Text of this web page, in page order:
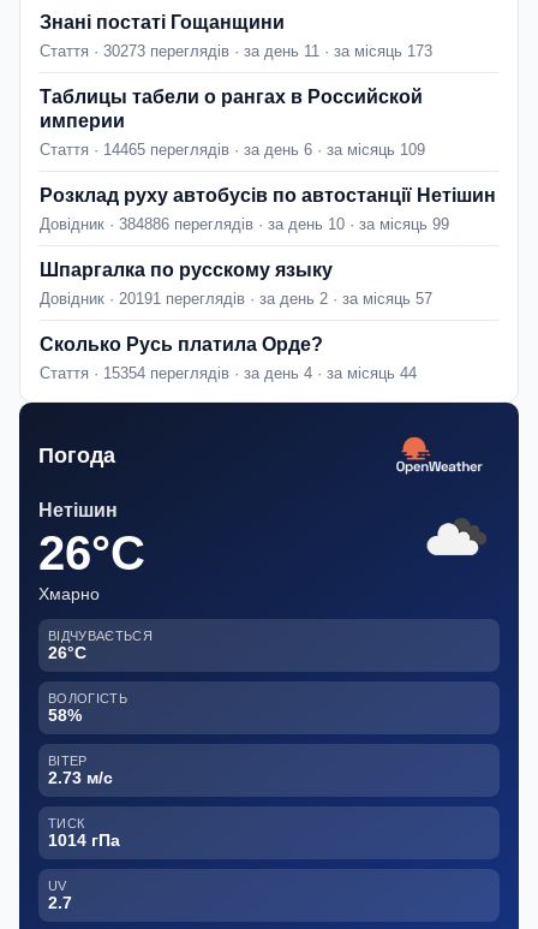
Знані постаті Гощанщини
Стаття · 30273 переглядів · за день 11 · за місяць 173
Таблицы табели о рангах в Российской
империи
Стаття · 14465 переглядів · за день 6 · за місяць 109
Розклад руху автобусів по автостанції Нетішин
Довідник · 384886 переглядів · за день 10 · за місяць 99
Шпаргалка по русскому языку
Довідник · 20191 переглядів · за день 2 · за місяць 57
Сколько Русь платила Орде?
Стаття · 15354 переглядів · за день 4 · за місяць 44
Погода
Нетішин
26°C
Хмарно
ВІДЧУВАЄТЬСЯ
26°C
ВОЛОГІСТЬ
58%
ВІТЕР
2.73 м/с
ТИСК
1014 гПа
UV
2.7